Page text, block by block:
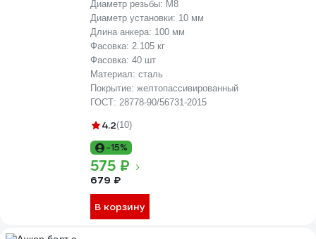
Диаметр резьбы: М8
Диаметр установки: 10 мм
Длина анкера: 100 мм
Фасовка: 2.105 кг
Фасовка: 40 шт
Материал: сталь
Покрытие: желтопассивированный
ГОСТ: 28778-90/56731-2015
4.2(10)
-15%
575 ₽
679 ₽
В корзину